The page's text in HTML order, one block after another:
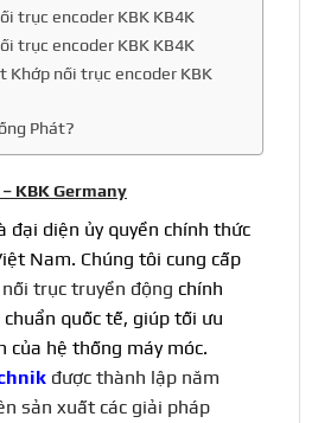
trục encoder KBK KB4K
trục encoder KBK KB4K
Khớp nối trục encoder KBK
Phát?
KBK Germany
đại diện ủy quyền chính thức
Nam. Chúng tôi cung cấp
trục truyền động chính
quốc tế, giúp tối ưu
của hệ thống máy móc.
được thành lập năm
sản xuất các giải pháp